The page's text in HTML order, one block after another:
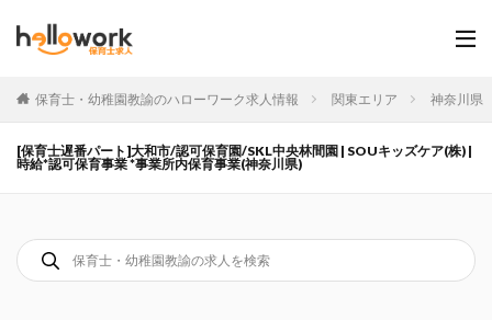
保育士・幼稚園教諭のハローワーク求人情報 関東エリア 神奈川県
[保育士遅番パート]大和市/認可保育園/SKL中央林間園 | SOUキッズケア(株) |
時給*認可保育事業 *事業所内保育事業(神奈川県)